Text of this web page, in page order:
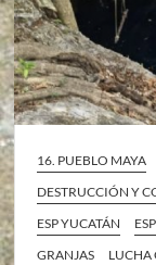
16. PUEBLO MAYA
DESTRUCCIÓN Y
ESP YUCATÁN
GRANJAS
LUCHA